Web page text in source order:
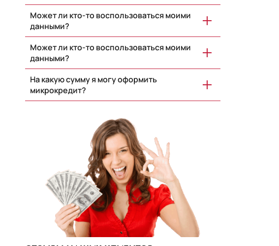
Может ли кто-то воспользоваться моими
данными?
Может ли кто-то воспользоваться моими
данными?
На какую сумму я могу оформить
микрокредит?